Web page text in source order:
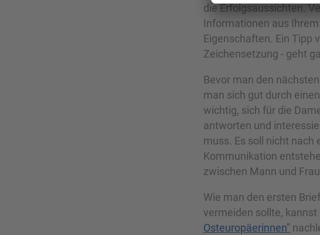
die Erfolgsaussichten.
Informationen aus
Eigenschaften. Ein Tipp
Zeichensetzung - geht
Bevor man den
man sich gut durch
wichtig, sich für die
antworten und
muss. Es soll nicht nach
Kommunikation
zwischen Mann und
Wie man den ersten
vermeiden sollte, kannst
Osteuropäerinnen"